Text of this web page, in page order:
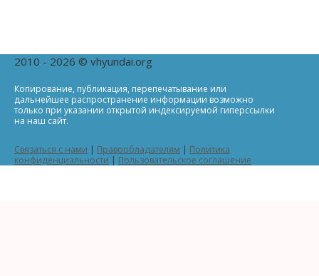
2010 - 2026 © vhyundai.org
Копирование, публикация, перепечатывание или
дальнейшее распространение информации возможно
только при указании открытой индексируемой гиперссылки
на наш сайт.
Связаться с нами | Правообладателям | Политика
конфиденциальности | Пользовательское соглашение